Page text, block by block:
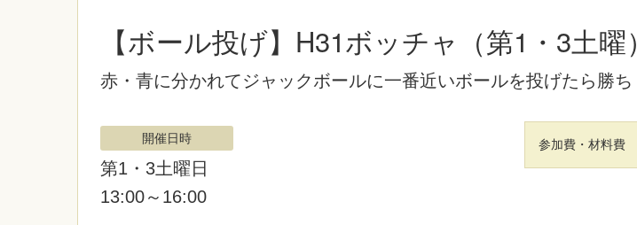
【ボール投げ】H31ボッチャ（第1・3土曜）
赤・青に分かれてジャックボールに一番近いボールを投げたら勝ち
開催日時
第1・3土曜日
13:00～16:00
参加費・材料費